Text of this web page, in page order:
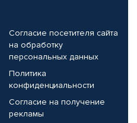
Согласие посетителя сайта
на обработку
персональных данных
Политика
конфиденциальности
Согласие на получение
рекламы